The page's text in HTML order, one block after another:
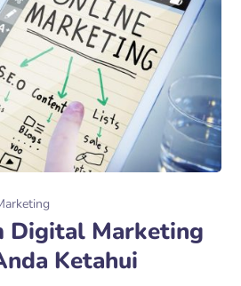
Digital Marketing
Ketahui